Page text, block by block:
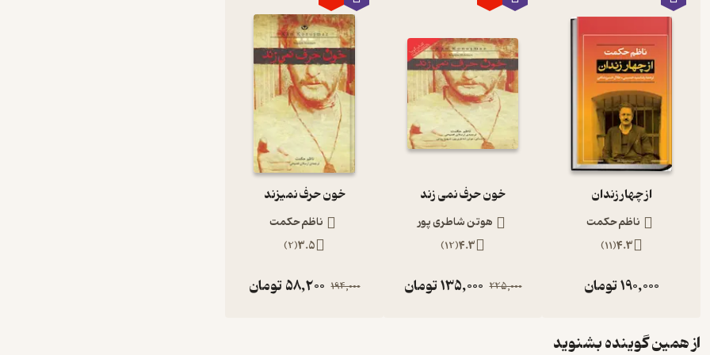
از چهار زندان
ناظم حکمت
4.3
(
11
)
190,000تومان
خون حرف نمی زند
هوتن شاطری پور
4.3
(
12
)
225,000
135,000تومان
خون حرف نمیزند
ناظم حکمت
3.5
(
2
)
194,000
58,200تومان
از همین گوینده بشنوید